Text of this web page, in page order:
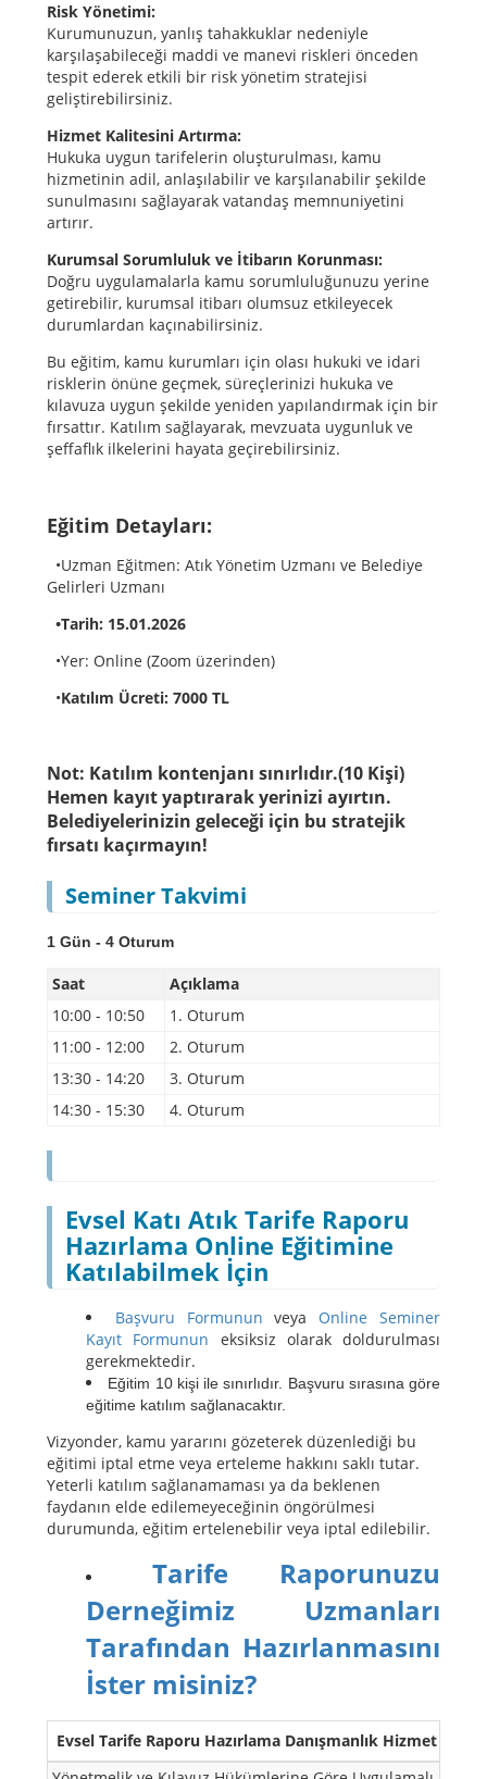
Risk Yönetimi:
Kurumunuzun, yanlış tahakkuklar nedeniyle
karşılaşabileceği maddi ve manevi riskleri önceden
tespit ederek etkili bir risk yönetim stratejisi
geliştirebilirsiniz.
Hizmet Kalitesini Artırma:
Hukuka uygun tarifelerin oluşturulması, kamu
hizmetinin adil, anlaşılabilir ve karşılanabilir şekilde
sunulmasını sağlayarak vatandaş memnuniyetini
artırır.
Kurumsal Sorumluluk ve İtibarın Korunması:
Doğru uygulamalarla kamu sorumluluğunuzu yerine
getirebilir, kurumsal itibarı olumsuz etkileyecek
durumlardan kaçınabilirsiniz.
Bu eğitim, kamu kurumları için olası hukuki ve idari
risklerin önüne geçmek, süreçlerinizi hukuka ve
kılavuza uygun şekilde yeniden yapılandırmak için bir
fırsattır. Katılım sağlayarak, mevzuata uygunluk ve
şeffaflık ilkelerini hayata geçirebilirsiniz.
Eğitim Detayları:
•Uzman Eğitmen: Atık Yönetim Uzmanı ve Belediye
Gelirleri Uzmanı
•Tarih: 15.01.2026
•Yer: Online (Zoom üzerinden)
•Katılım Ücreti: 7000 TL
Not: Katılım kontenjanı sınırlıdır.(10 Kişi)
Hemen kayıt yaptırarak yerinizi ayırtın.
Belediyelerinizin geleceği için bu stratejik
fırsatı kaçırmayın!
Seminer Takvimi
1 Gün - 4 Oturum
Saat
Açıklama
10:00 - 10:50
1. Oturum
11:00 - 12:00
2. Oturum
13:30 - 14:20
3. Oturum
14:30 - 15:30
4. Oturum
Evsel Katı Atık Tarife Raporu
Hazırlama Online Eğitimine
Katılabilmek İçin
Başvuru Formunun veya Online Seminer
Kayıt Formunun
eksiksiz olarak doldurulması
gerekmektedir.
Eğitim 10 kişi ile sınırlıdır. Başvuru sırasına göre
eğitime katılım sağlanacaktır.
Vizyonder, kamu yararını gözeterek düzenlediği bu
eğitimi iptal etme veya erteleme hakkını saklı tutar.
Yeterli katılım sağlanamaması ya da beklenen
faydanın elde edilemeyeceğinin öngörülmesi
durumunda, eğitim ertelenebilir veya iptal edilebilir.
Tarife Raporunuzu
Derneğimiz Uzmanları
Tarafından Hazırlanmasını
İster misiniz?
Evsel Tarife Raporu Hazırlama Danışmanlık Hizmet